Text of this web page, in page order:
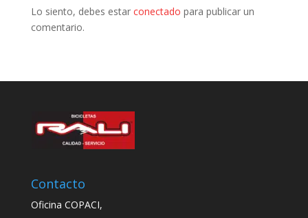
Lo siento, debes estar conectado para publicar un
comentario.
Contacto
Oficina COPACI,